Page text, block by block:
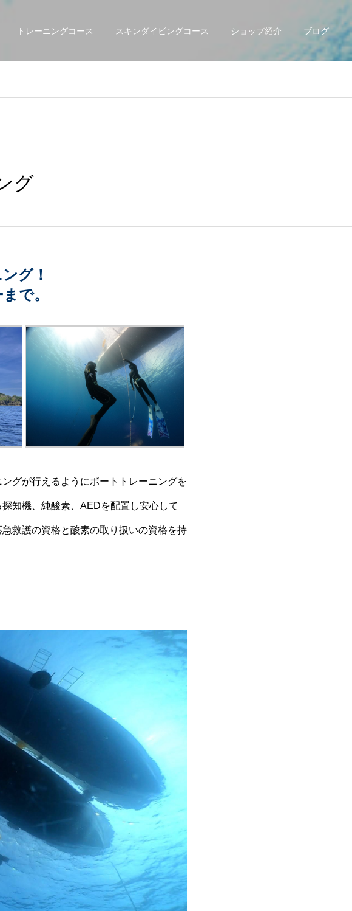
トレーニングコース スキンダイビングコース ショップ紹介 ブログ
グ
グ！
で。
グが行えるようにボートトレーニングを
知機、純酸素、AEDを配置し安心して
救護の資格と酸素の取り扱いの資格を持